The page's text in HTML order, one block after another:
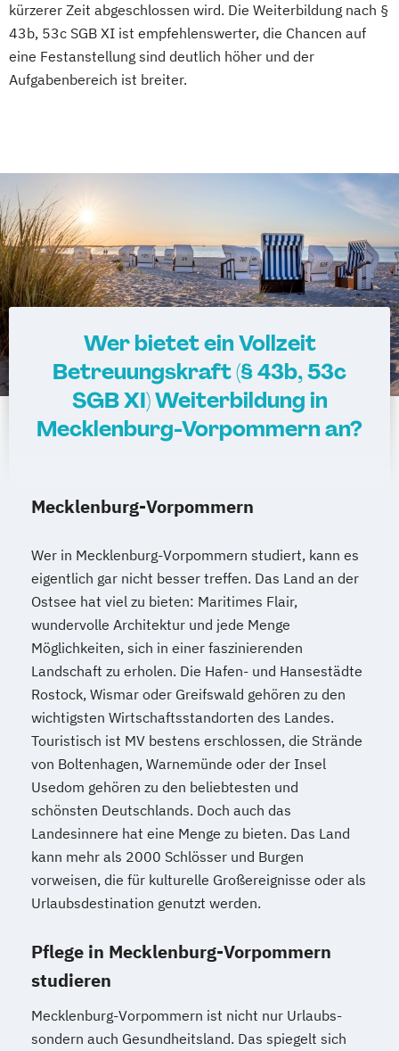
kürzerer Zeit abgeschlossen wird. Die Weiterbildung nach §
43b, 53c SGB XI ist empfehlenswerter, die Chancen auf
eine Festanstellung sind deutlich höher und der
Aufgabenbereich ist breiter.
Wer bietet ein Vollzeit
Betreuungskraft (§ 43b, 53c
SGB XI) Weiterbildung in
Mecklenburg-Vorpommern an?
Mecklenburg-Vorpommern
Wer in Mecklenburg-Vorpommern studiert, kann es
eigentlich gar nicht besser treffen. Das Land an der
Ostsee hat viel zu bieten: Maritimes Flair,
wundervolle Architektur und jede Menge
Möglichkeiten, sich in einer faszinierenden
Landschaft zu erholen. Die Hafen- und Hansestädte
Rostock, Wismar oder Greifswald gehören zu den
wichtigsten Wirtschaftsstandorten des Landes.
Touristisch ist MV bestens erschlossen, die Strände
von Boltenhagen, Warnemünde oder der Insel
Usedom gehören zu den beliebtesten und
schönsten Deutschlands. Doch auch das
Landesinnere hat eine Menge zu bieten. Das Land
kann mehr als 2000 Schlösser und Burgen
vorweisen, die für kulturelle Großereignisse oder als
Urlaubsdestination genutzt werden.
Pflege in Mecklenburg-Vorpommern
studieren
Mecklenburg-Vorpommern ist nicht nur Urlaubs-
sondern auch Gesundheitsland. Das spiegelt sich